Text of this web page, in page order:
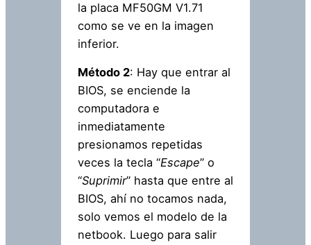
la placa MF50GM V1.71
como se ve en la imagen
inferior.
Método 2: Hay que entrar al
BIOS, se enciende la
computadora e
inmediatamente
presionamos repetidas
veces la tecla “Escape” o
“Suprimir” hasta que entre al
BIOS, ahí no tocamos nada,
solo vemos el modelo de la
netbook. Luego para salir